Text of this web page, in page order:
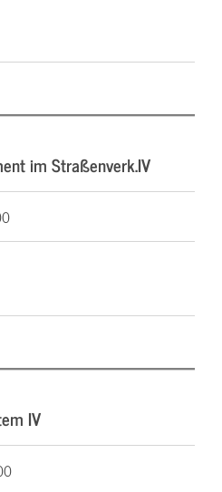
im Straßenverk.IV
IV